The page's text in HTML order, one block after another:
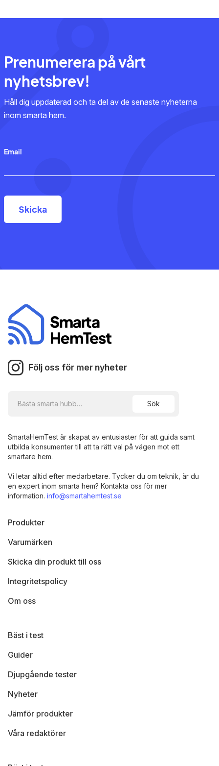
Prenumerera på vårt
nyhetsbrev!
Håll dig uppdaterad och ta del av de senaste nyheterna
inom smarta hem.
Email
Bäst i test
Guider
Djupgående tester
Nyheter
Jämför produkter
Våra redaktörer
Produkter
Varumärken
Skicka din produkt till oss
Integritetspolicy
Om oss
Följ oss för mer nyheter
SmartaHemTest är skapat av entusiaster för att guida samt
utbilda konsumenter till att ta rätt val på vägen mot ett
smartare hem.
Vi letar alltid efter medarbetare. Tycker du om teknik, är du
en expert inom smarta hem? Kontakta oss för mer
information. info@smartahemtest.se